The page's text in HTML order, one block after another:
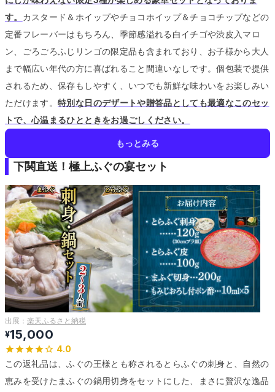
す。 カスタード＆ホイップやチョコホイップ＆チョコチップなどの
定番フレーバーはもちろん、季節感溢れる白イチゴや渋皮入マロ
ン、ごろごろふじリンゴの限定品も含まれており、お子様から大人
まで幅広い年代の方に喜ばれること間違いなしです。個包装で提供
されるため、保存もしやすく、いつでも新鮮な味わいをお楽しみい
ただけます。特別な日のデザートや贈答品としても最適なこのセッ
トで、心温まるひとときをお過ごしください。
もっとみる
下関直送！極上ふぐの宴セット
出展： 楽天ふるさと納税
¥15,000
4.0
この返礼品は、ふぐの王様とも称されるとらふぐの刺身と、自然の
恵みを受けたまふぐの鍋用切身をセットにした、まさに贅沢な逸品